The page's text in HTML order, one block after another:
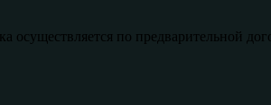
по предварительной